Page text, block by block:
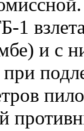
1
и с